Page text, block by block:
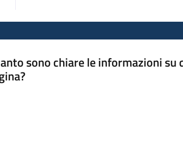
sono chiare le informazioni su